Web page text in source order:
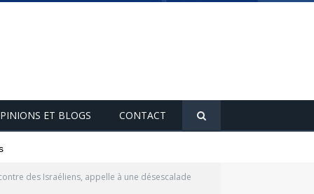
ET BLOGS CONTACT
des Israéliens, appelle à une désescalade